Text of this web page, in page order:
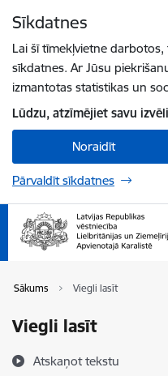
Sīkdatnes
Lai šī tīmekļvietne
sīkdatnes. Ar Jūsu
izmantotas statistikas un
Lūdzu, atzīmējiet savu
Noraidīt
Pārvaldīt sīkdatnes
Sākums Viegli lasīt
Viegli lasīt
Atskaņot tekstu